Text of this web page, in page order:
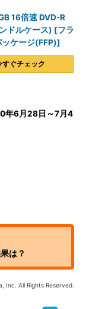
16倍速 DVD-R
ドルケース) [フラ
ッケージ(FFP)]
すぐチェック
年6月28日～7月4
は？
Inc. All Rights Reserved.